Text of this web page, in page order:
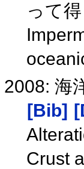
って
2008: 海
[Bib]
Crust